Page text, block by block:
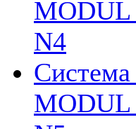
MODUL
N4
Система
MODUL